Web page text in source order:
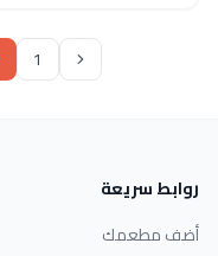
1
روابط سريعة
أضف مطعمك